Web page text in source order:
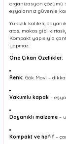
organizasyon çözümü
eşyalarınız güvenle
Yüksek kaliteli,
ataş, makas gibi
Kompakt yapısıyla
yapmaz.
Öne Çıkan Özellikler:
Renk: Gök Mavi –
Vakumlu kapak –
Dayanıklı malzeme –
Kompakt ve hafif –